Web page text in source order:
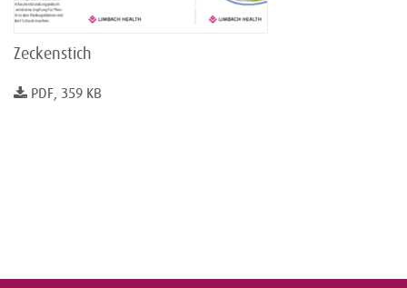
Zeckenstich
PDF, 359 KB